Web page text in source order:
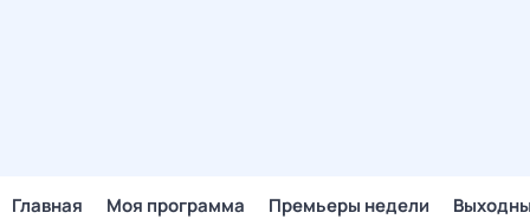
Главная Моя программа Премьеры недели